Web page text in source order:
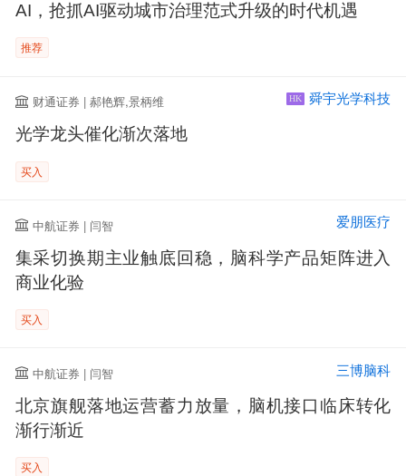
AI，抢抓AI驱动城市治理范式升级的时代机遇
推荐
财通证券 | 郝艳辉,景柄维 HK 舜宇光学科技
光学龙头催化渐次落地
买入
中航证券 | 闫智 爱朋医疗
集采切换期主业触底回稳，脑科学产品矩阵进入
商业化验
买入
中航证券 | 闫智 三博脑科
北京旗舰落地运营蓄力放量，脑机接口临床转化
渐行渐近
买入